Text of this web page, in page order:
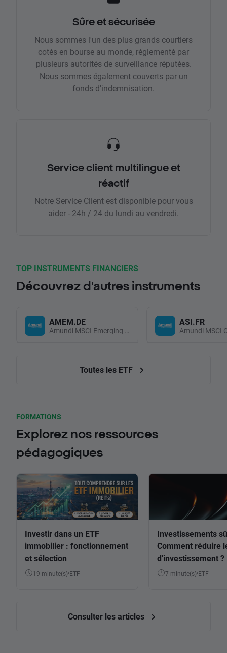
Sûre et sécurisée
Nous sommes l'un des plus grands courtiers
cotés en bourse au monde, réglementé par
plusieurs autorités de surveillance réputées.
Nous sommes également couverts par un
fonds d'indemnisation.
Service client multilingue et
réactif
Notre Service Client est disponible pour vous
aider - 24h / 24 du lundi au vendredi.
TOP INSTRUMENTS FINANCIERS
Découvrez d'autres instruments
AMEM.DE
Amundi MSCI Emerging Markets UCITS (Acc EUR)
ASI.FR
Toutes les ETF
FORMATIONS
Explorez nos ressources
pédagogiques
Investir dans un ETF
immobilier : fonctionnement
et sélection
19 minute(s) ETF
Investissements
Comment réduire
d'investissement ?
7 minute(s) ETF
Consulter les articles